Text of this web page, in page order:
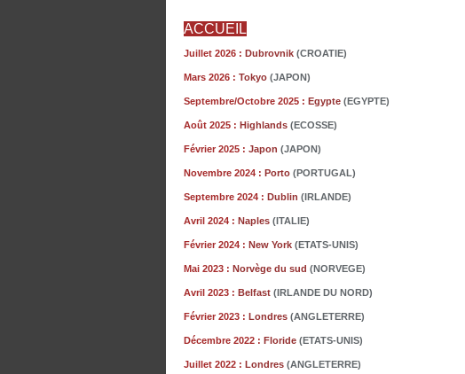
ACCUEIL
Juillet 2026 : Dubrovnik (CROATIE)
Mars 2026 : Tokyo (JAPON)
Septembre/Octobre 2025 : Egypte (EGYPTE)
Août 2025 : Highlands (ECOSSE)
Février 2025 : Japon (JAPON)
Novembre 2024 : Porto (PORTUGAL)
Septembre 2024 : Dublin (IRLANDE)
Avril 2024 : Naples (ITALIE)
Février 2024 : New York (ETATS-UNIS)
Mai 2023 : Norvège du sud (NORVEGE)
Avril 2023 : Belfast (IRLANDE DU NORD)
Février 2023 : Londres (ANGLETERRE)
Décembre 2022 : Floride (ETATS-UNIS)
Juillet 2022 : Londres (ANGLETERRE)